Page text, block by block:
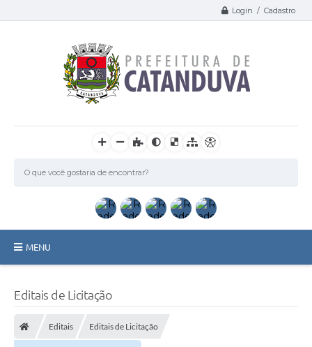
Login / Cadastro
MENU
Editais de Licitação
Editais Editais de Licitação